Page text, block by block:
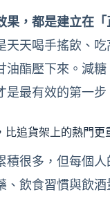
，都是建立在「
天天喝手搖飲、
油酯壓下來。減糖
是最有效的第一步
比追貨架上的熱門更
積很多，但每個
、飲食習慣與飲